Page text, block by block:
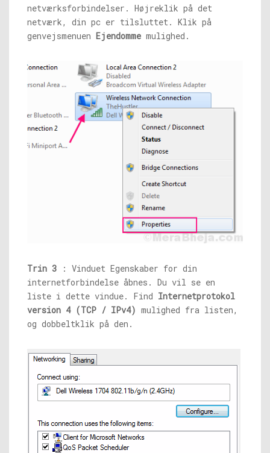
netværksforbindelser. Højreklik på det
netværk, din pc er tilsluttet. Klik på
genvejsmenuen Ejendomme mulighed.
Trin 3 : Vinduet Egenskaber for din
internetforbindelse åbnes. Du vil se en
liste i dette vindue. Find Internetprotokol
version 4 (TCP / IPv4) mulighed fra listen,
og dobbeltklik på den.